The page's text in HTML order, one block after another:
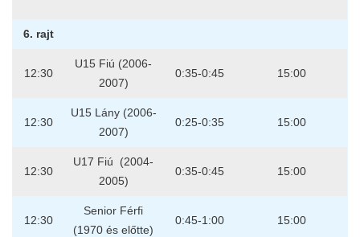
6. rajt
12:30
U15 Fiú (2006-
2007)
0:35-0:45 15:00
12:30
U15 Lány (2006-
2007)
0:25-0:35 15:00
12:30
U17 Fiú (2004-
2005)
0:35-0:45 15:00
12:30
Senior Férfi
(1970 és előtte)
0:45-1:00 15:00